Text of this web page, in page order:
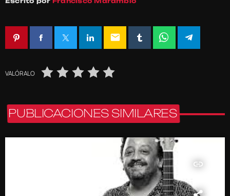
email
VALÓRALO
PUBLICACIONES SIMILARES
insert_link